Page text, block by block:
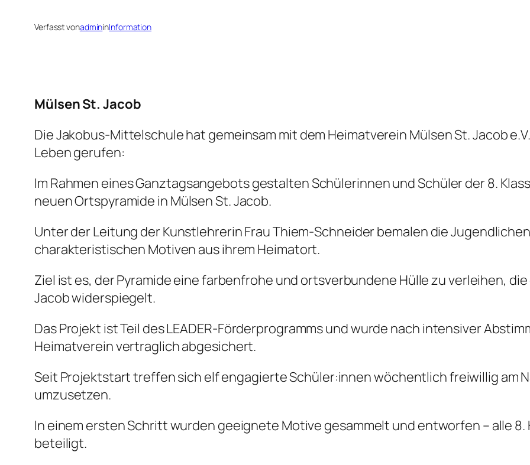
Verfasst vonadmininInformation
Mülsen St. Jacob
Die Jakobus-Mittelschule hat gemeinsam mit dem Heimatverein Mülsen St. Jacob
Leben gerufen:
Im Rahmen eines Ganztagsangebots gestalten Schülerinnen und Schüler der 8.
neuen Ortspyramide in Mülsen St. Jacob.
Unter der Leitung der Kunstlehrerin Frau Thiem-Schneider bemalen die
charakteristischen Motiven aus ihrem Heimatort.
Ziel ist es, der Pyramide eine farbenfrohe und ortsverbundene Hülle zu verleihen,
Jacob widerspiegelt.
Das Projekt ist Teil des LEADER-Förderprogramms und wurde nach intensiver
Heimatverein vertraglich abgesichert.
Seit Projektstart treffen sich elf engagierte Schüler:innen wöchentlich freiwillig am
umzusetzen.
In einem ersten Schritt wurden geeignete Motive gesammelt und entworfen – alle 8.
beteiligt.